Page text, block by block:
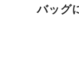
バッグ